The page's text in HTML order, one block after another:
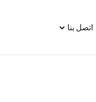
اتصل بنا Toggle